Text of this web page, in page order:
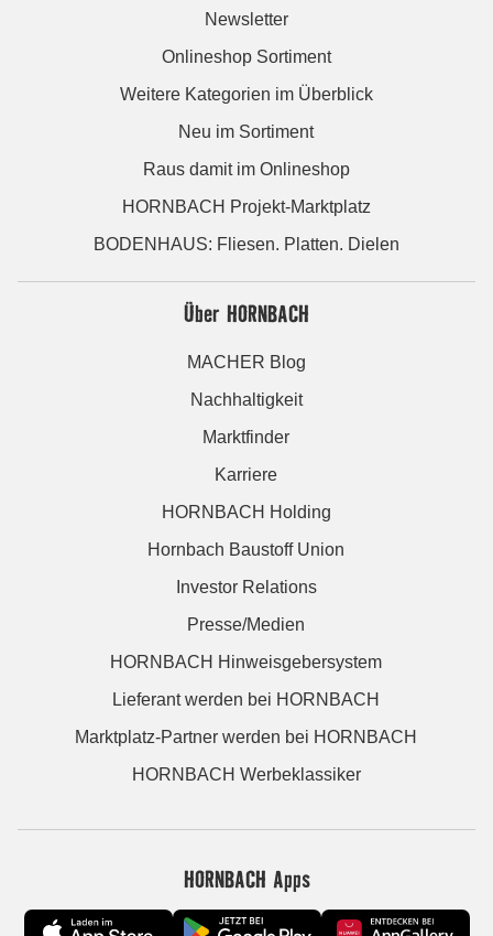
Newsletter
Onlineshop Sortiment
Weitere Kategorien im Überblick
Neu im Sortiment
Raus damit im Onlineshop
HORNBACH Projekt-Marktplatz
BODENHAUS: Fliesen. Platten. Dielen
Über HORNBACH
MACHER Blog
Nachhaltigkeit
Marktfinder
Karriere
HORNBACH Holding
Hornbach Baustoff Union
Investor Relations
Presse/Medien
HORNBACH Hinweisgebersystem
Lieferant werden bei HORNBACH
Marktplatz-Partner werden bei HORNBACH
HORNBACH Werbeklassiker
HORNBACH Apps